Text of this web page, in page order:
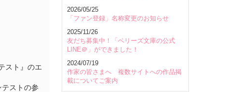
スト』のエ
ストの参
2026/05/25
「ファン登録」名称変更のお知らせ
2025/11/26
友だち募集中！「ベリーズ文庫の公式
LINE＠」ができました！
2024/07/19
作家の皆さまへ 複数サイトへの作品掲
載についてご案内